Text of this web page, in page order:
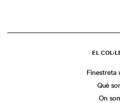
EL
Finestreta
Què
On